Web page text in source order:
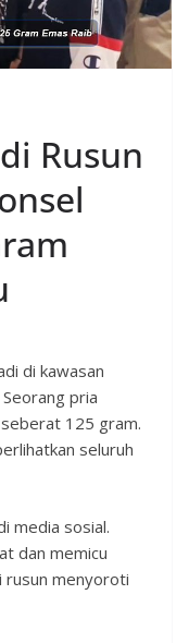
Rusun
di kawasan
pria
125 gram.
seluruh
media sosial.
dan memicu
rusun menyoroti